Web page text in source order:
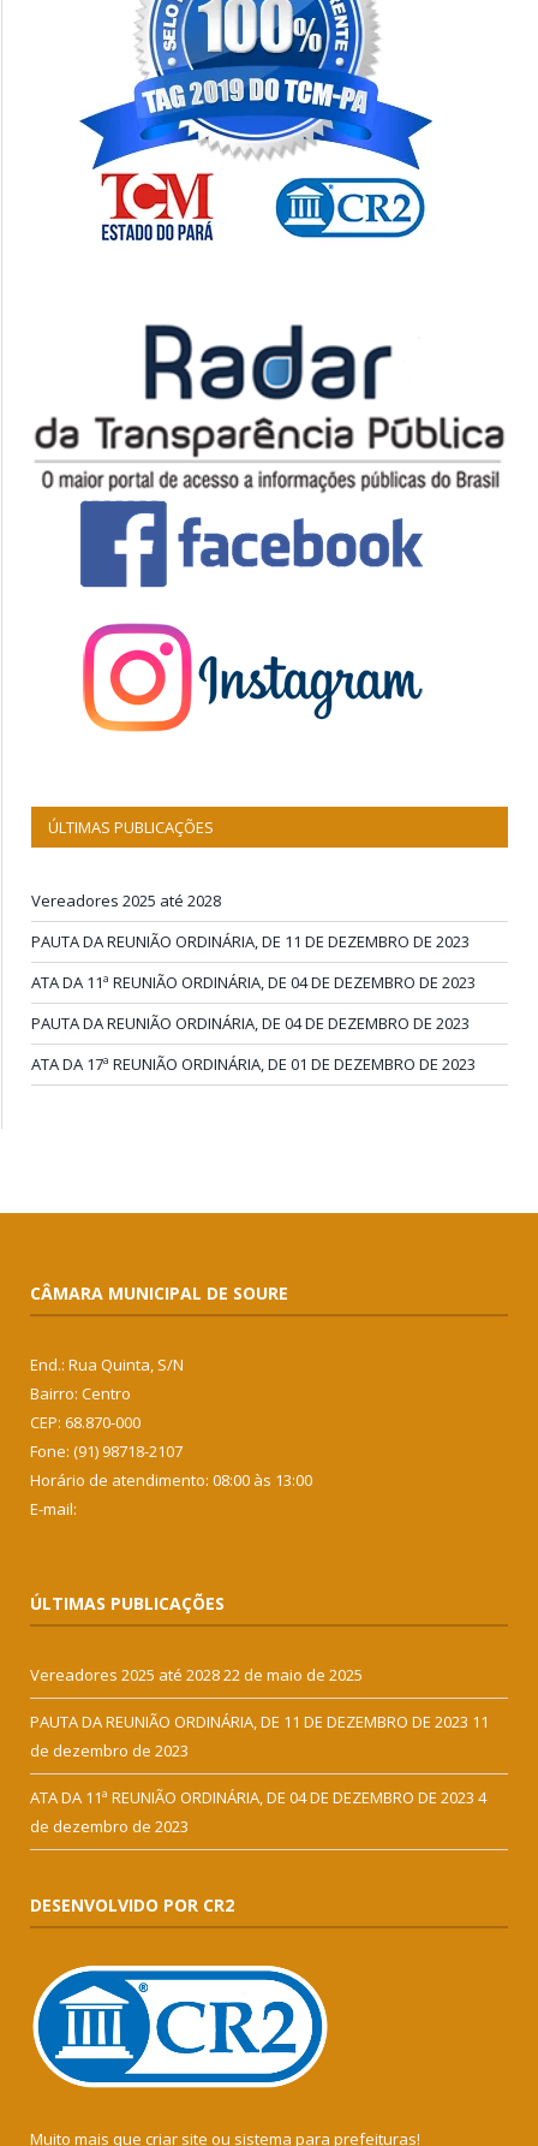
ÚLTIMAS PUBLICAÇÕES
Vereadores 2025 até 2028
PAUTA DA REUNIÃO ORDINÁRIA, DE 11 DE DEZEMBRO DE 2023
ATA DA 11ª REUNIÃO ORDINÁRIA, DE 04 DE DEZEMBRO DE 2023
PAUTA DA REUNIÃO ORDINÁRIA, DE 04 DE DEZEMBRO DE 2023
ATA DA 17ª REUNIÃO ORDINÁRIA, DE 01 DE DEZEMBRO DE 2023
CÂMARA MUNICIPAL DE SOURE
End.: Rua Quinta, S/N
Bairro: Centro
CEP: 68.870-000
Fone: (91) 98718-2107
Horário de atendimento: 08:00 às 13:00
E-mail:
ÚLTIMAS PUBLICAÇÕES
Vereadores 2025 até 202822 de maio de 2025
PAUTA DA REUNIÃO ORDINÁRIA, DE 11 DE DEZEMBRO DE 2023 11
de dezembro de 2023
ATA DA 11ª REUNIÃO ORDINÁRIA, DE 04 DE DEZEMBRO DE 2023 4
de dezembro de 2023
DESENVOLVIDO POR CR2
Muito mais que criar site ou sistema para prefeituras!